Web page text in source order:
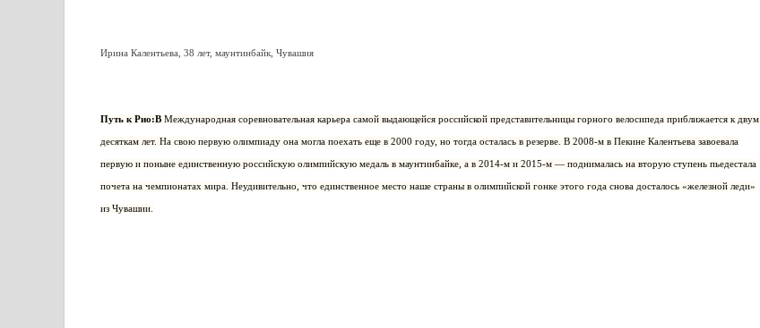
Ирина Калентьева, 38 лет, маунтинбайк, Чувашия
Путь к Рио:В Международная соревновательная карьера самой выдающейся российской представительницы горного велосипеда приближается к двум
десяткам лет. На свою первую олимпиаду она могла поехать еще в 2000 году, но тогда осталась в резерве. В 2008-м в Пекине Калентьева завоевала
первую и поныне единственную российскую олимпийскую медаль в маунтинбайке, а в 2014-м и 2015-м — поднималась на вторую ступень пьедестала
почета на чемпионатах мира. Неудивительно, что единственное место наше страны в олимпийской гонке этого года снова досталось «железной леди»
из Чувашии.